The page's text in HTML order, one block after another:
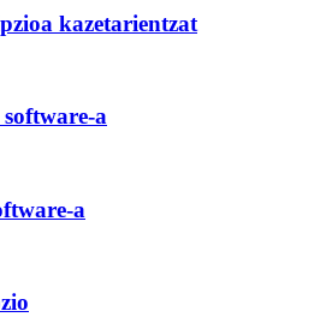
kazetarientzat
a
a